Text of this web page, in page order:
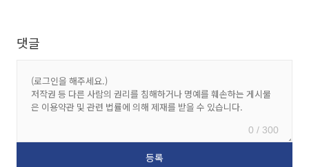
댓글
0 / 300